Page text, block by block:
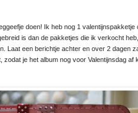
doen! Ik heb nog 1 valentijnspakketje
is dan de pakketjes die ik verkocht
Laat een berichtje achter en over 2 dagen
je het album nog voor Valentijnsdag af